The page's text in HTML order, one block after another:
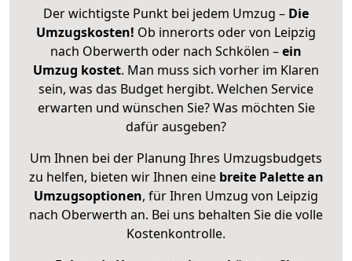
Der wichtigste Punkt bei jedem Umzug – Die
Umzugskosten! Ob innerorts oder von Leipzig
nach Oberwerth oder nach Schkölen –ein
Umzug kostet. Man muss sich vorher im Klaren
sein, was das Budget hergibt. Welchen Service
erwarten und wünschen Sie? Was möchten Sie
dafür ausgeben?
Um Ihnen bei der Planung Ihres Umzugsbudgets
zu helfen, bieten wir Ihnen eine breite Palette an
Umzugsoptionen, für Ihren Umzug von Leipzig
nach Oberwerth an. Bei uns behalten Sie die volle
Kostenkontrolle.